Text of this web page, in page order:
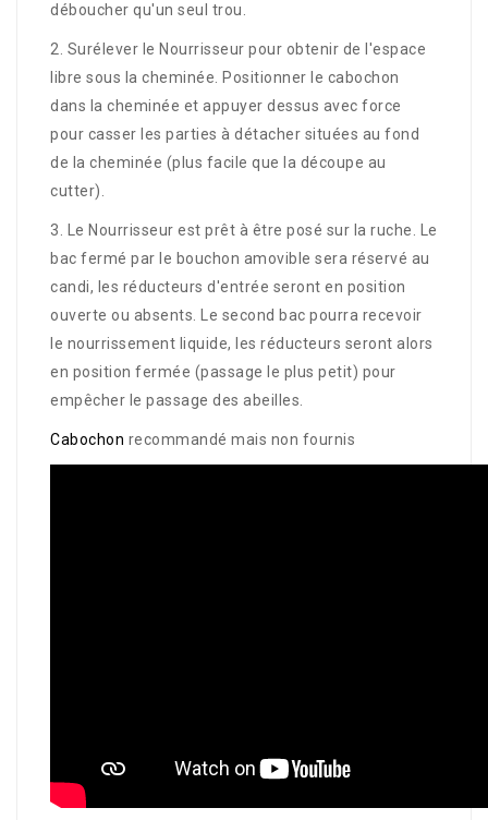
déboucher qu'un seul trou.
2. Surélever le Nourrisseur pour obtenir de l'espace
libre sous la cheminée. Positionner le cabochon
dans la cheminée et appuyer dessus avec force
pour casser les parties à détacher situées au fond
de la cheminée (plus facile que la découpe au
cutter).
3. Le Nourrisseur est prêt à être posé sur la ruche. Le
bac fermé par le bouchon amovible sera réservé au
candi, les réducteurs d'entrée seront en position
ouverte ou absents. L e second bac pourra recevoir
le nourrissement liquide, les réducteurs seront alors
en position fermée (passage le plus petit) pour
empêcher le passage des abeilles.
Cabochon recommandé mais non fournis